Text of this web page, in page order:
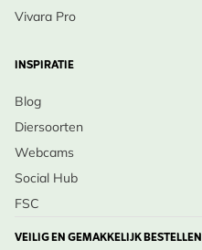
Vivara Pro
INSPIRATIE
Blog
Diersoorten
Webcams
Social Hub
FSC
VEILIG EN GEMAKKELIJK BESTELLEN